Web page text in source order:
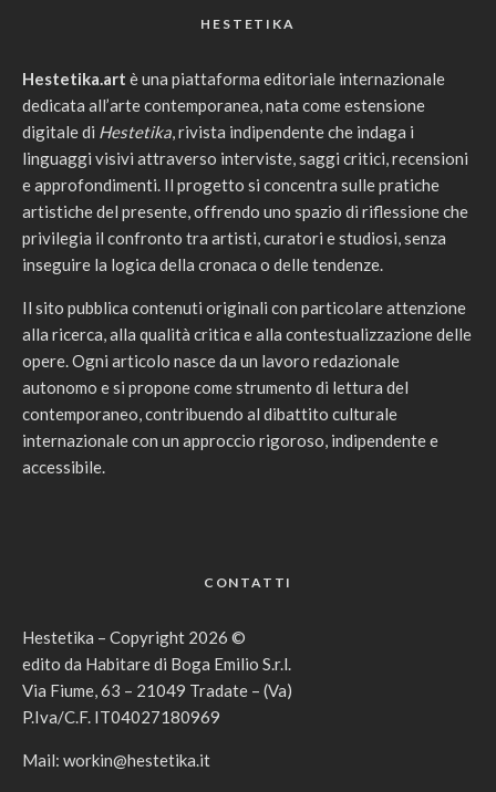
HESTETIKA
Hestetika.art è una piattaforma editoriale internazionale
dedicata all’arte contemporanea, nata come estensione
digitale di Hestetika, rivista indipendente che indaga i
linguaggi visivi attraverso interviste, saggi critici, recensioni
e approfondimenti. Il progetto si concentra sulle pratiche
artistiche del presente, offrendo uno spazio di riflessione che
privilegia il confronto tra artisti, curatori e studiosi, senza
inseguire la logica della cronaca o delle tendenze.
Il sito pubblica contenuti originali con particolare attenzione
alla ricerca, alla qualità critica e alla contestualizzazione delle
opere. Ogni articolo nasce da un lavoro redazionale
autonomo e si propone come strumento di lettura del
contemporaneo, contribuendo al dibattito culturale
internazionale con un approccio rigoroso, indipendente e
accessibile.
CONTATTI
Hestetika – Copyright 2026 ©
edito da Habitare di Boga Emilio S.r.l.
Via Fiume, 63 – 21049 Tradate – (Va)
P.Iva/C.F. IT04027180969
Mail: workin@hestetika.it